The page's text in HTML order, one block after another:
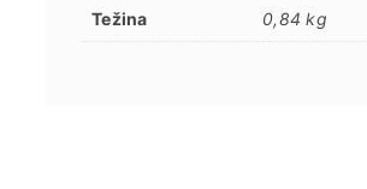
Težina 0,84 kg